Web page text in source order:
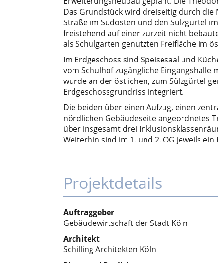
Das Grundstück wird dreiseitig durch
Straße im Südosten und den Sülzgürtel
freistehend auf einer zurzeit nicht
als Schulgarten genutzten Freifläche im
Im Erdgeschoss sind Speisesaal und
vom Schulhof zugängliche
wurde an der östlichen, zum Sülzgürtel
Erdgeschossgrundriss integriert.
Die beiden über einen Aufzug, einen
nördlichen Gebäudeseite angeordnetes
über insgesamt drei
Weiterhin sind im 1. und 2. OG jeweils
Projektdetails
Auftraggeber
Gebäudewirtschaft der Stadt Köln
Architekt
Schilling Architekten Köln